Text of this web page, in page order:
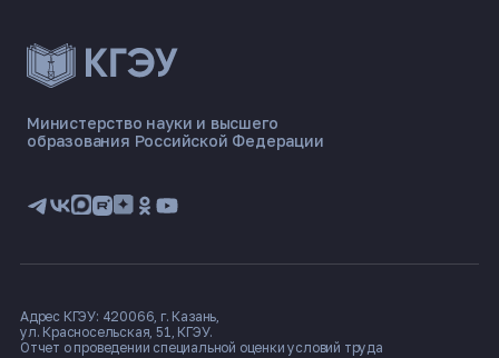
ЭНЕРГОКОД — ПОМОЩНИК КГЭУ
ONLINE ·
🎓 Институты
Министерство науки и высшего
образования Российской Федерации
Адрес КГЭУ: 420066, г. Казань,
ул. Красносельская, 51, КГЭУ.
Отчет о проведении специальной оценки условий труда